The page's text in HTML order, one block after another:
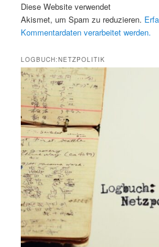
Diese Website verwendet
Akismet, um Spam zu reduzieren.
Kommentardaten verarbeitet werden.
LOGBUCH:NETZPOLITIK